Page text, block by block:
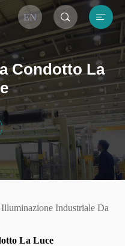
EN  
Condotto La
Industriale Da
La Luce